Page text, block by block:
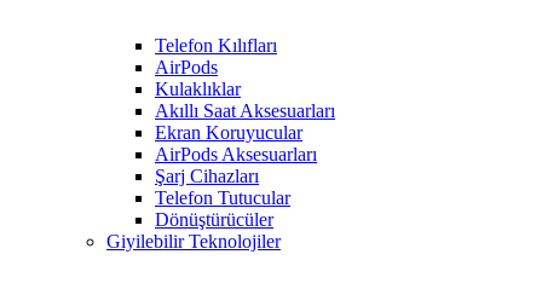
Telefon Kılıfları
AirPods
Kulaklıklar
Akıllı Saat Aksesuarları
Ekran Koruyucular
AirPods Aksesuarları
Şarj Cihazları
Telefon Tutucular
Dönüştürücüler
Giyilebilir Teknolojiler